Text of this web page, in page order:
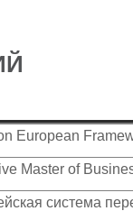
European
Мaster of
система